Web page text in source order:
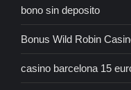
bono sin deposito
Bonus Wild Robin
casino barcelona 15